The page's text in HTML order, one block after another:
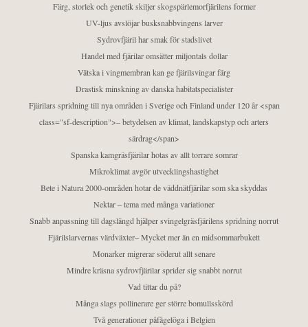
Färg, storlek och genetik skiljer skogspärlemorfjärilens former
UV-ljus avslöjar busksnabbvingens larver
Sydrovfjäril har smak för stadslivet
Handel med fjärilar omsätter miljontals dollar
Vätska i vingmembran kan ge fjärilsvingar färg
Drastisk minskning av danska habitatspecialister
Fjärilars spridning till nya områden i Sverige och Finland under 120 år <span
class="sf-description">– betydelsen av klimat, landskapstyp och arters
särdrag</span>
Spanska kamgräsfjärilar hotas av allt torrare somrar
Mikroklimat avgör utvecklingshastighet
Bete i Natura 2000-områden hotar de väddnätfjärilar som ska skyddas
Nektar – tema med många variationer
Snabb anpassning till dagslängd hjälper svingelgräsfjärilens spridning norrut
Fjärilslarvernas värdväxter– Mycket mer än en midsommarbukett
Monarker migrerar söderut allt senare
Mindre kräsna sydrovfjärilar sprider sig snabbt norrut
Vad tittar du på?
Många slags pollinerare ger större bomullsskörd
Två generationer påfågelöga i Belgien